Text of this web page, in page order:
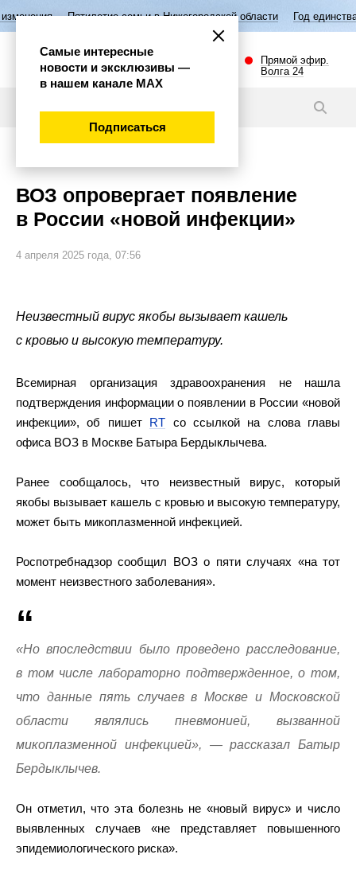
семьи в Нижегородской области Год единства народов России
Прямой эфир.
Волга 24
ВОЗ опровергает появление
в России «новой инфекции»
4 апреля 2025 года, 07:56
Неизвестный вирус якобы вызывает кашель
с кровью и высокую температуру.
Всемирная организация здравоохранения не нашла
подтверждения информации о появлении в России «новой
инфекции», об пишет RT со ссылкой на слова главы
офиса ВОЗ в Москве Батыра Бердыклычева.
Ранее сообщалось, что неизвестный вирус, который
якобы вызывает кашель с кровью и высокую температуру,
может быть микоплазменной инфекцией.
Роспотребнадзор сообщил ВОЗ о пяти случаях «на тот
момент неизвестного заболевания».
«Но впоследствии было проведено расследование,
в том числе лабораторно подтвержденное, о том,
что данные пять случаев в Москве и Московской
области являлись пневмонией, вызванной
микоплазменной инфекцией», — рассказал Батыр
Бердыклычев.
Он отметил, что эта болезнь не «новый вирус» и число
выявленных случаев «не представляет повышенного
эпидемиологического риска».
Самые интересные
новости и эксклюзивы —
в нашем канале МАХ
Подписаться